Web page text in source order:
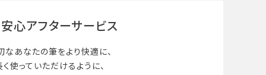
安心アフターサービス
なあなたの筆をより快適に、
く使って いただけるように、